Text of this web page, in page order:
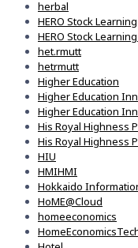
herbal
HERO Stock Learning
HERO Stock
het.rmutt
hetrmutt
Higher Education
Higher Education
Higher Education
His Royal Highness
His Royal Highness
HIU
HMIHMI
Hokkaido
HoME@Cloud
homeeconomics